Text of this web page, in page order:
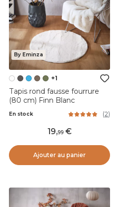
By Eminza
+1
Tapis rond fausse fourrure
(80 cm) Finn Blanc
En stock (2)
19,99
Ajouter au panier